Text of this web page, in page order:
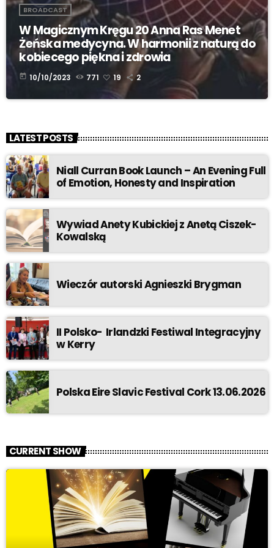
BROADCAST
W Magicznym Kręgu 20 Anna Ras Menet
Żeńska medycyna. W harmonii z naturą do
kobiecego piękna i zdrowia
today 10/10/2023 771 19 2
LATEST POSTS
Niall Curran Book Launch – An Evening Full
of Emotion, Honesty and Inspiration
Wywiad Anety Kubickiej z Anetą Ciszek-
Kowalską
Wieczór autorski Agnieszki Brygman
II Polsko- Irlandzki Festiwal Integracyjny
w Kerry
Polska Eire Slavic Festival Cork 13.06.2026
CURRENT SHOW